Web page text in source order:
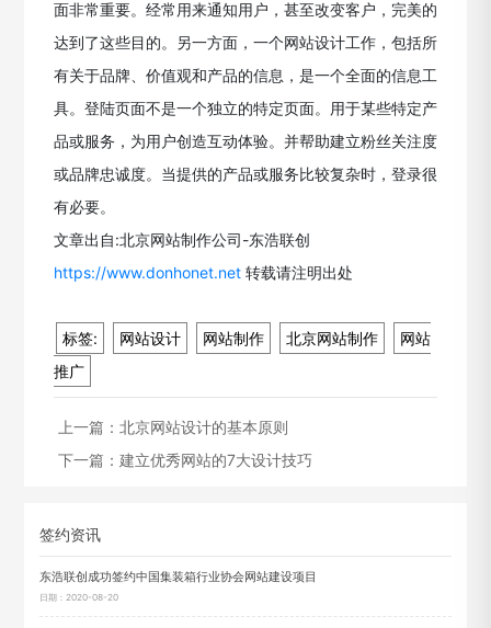
面非常重要。经常用来通知用户，甚至改变客户，完美的
达到了这些目的。另一方面，一个网站设计工作，包括所
有关于品牌、价值观和产品的信息，是一个全面的信息工
具。登陆页面不是一个独立的特定页面。用于某些特定产
品或服务，为用户创造互动体验。并帮助建立粉丝关注度
或品牌忠诚度。当提供的产品或服务比较复杂时，登录很
有必要。
文章出自:北京网站制作公司-东浩联创
https://www.donhonet.net 转载请注明出处
标签: 网站设计 网站制作 北京网站制作
网站
推广
上一篇： 北京网站设计的基本原则
下一篇： 建立优秀网站的7大设计技巧
签约资讯
东浩联创成功签约中国集装箱行业协会网站建设项目
日期：2020-08-20